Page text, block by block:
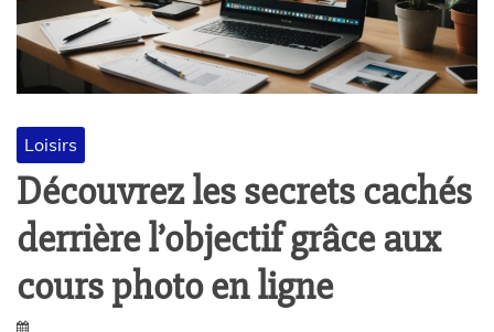
Loisirs
Découvrez les secrets cachés
derrière l’objectif grâce aux
cours photo en ligne